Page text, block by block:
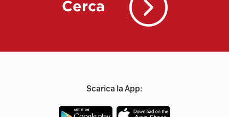
Cerca
Scarica la App: